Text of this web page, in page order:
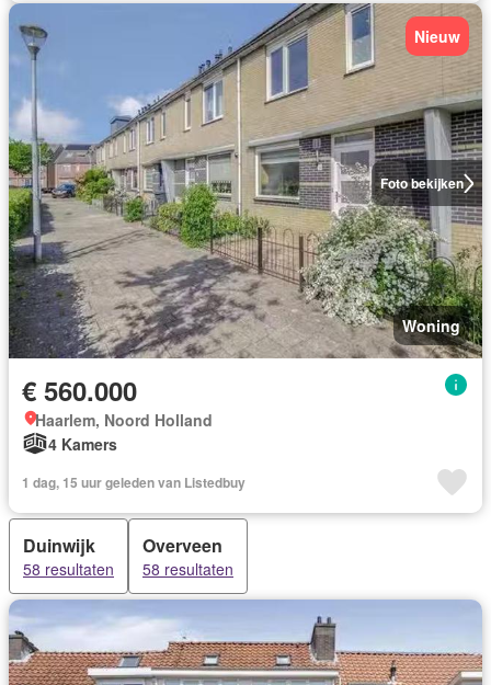
Foto bekijken
Nieuw
Woning
€ 560.000
Haarlem, Noord Holland
4 Kamers
1 dag, 15 uur geleden van Listedbuy
Duinwijk
58 resultaten
Overveen
58 resultaten